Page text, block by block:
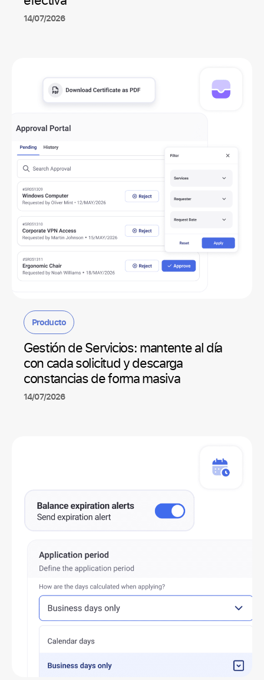
14/07/2026
Producto
Gestión de Servicios: mantente al día
con cada solicitud y descarga
constancias de forma masiva
14/07/2026